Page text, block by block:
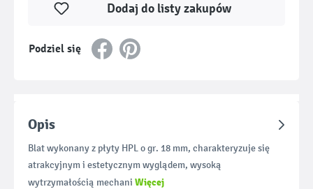
Podziel się
Dodaj do listy zakupów
Opis
Blat wykonany z płyty HPL o gr. 18 mm, charakteryzuje się
atrakcyjnym i estetycznym wyglądem, wysoką
wytrzymałością mechani Więcej